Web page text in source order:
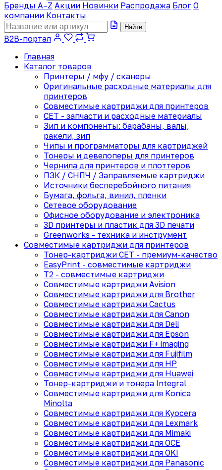
Бренды A–Z Акции Новинки Распродажа Блог О
компании Контакты
Найти
B2B-портал
Главная
Каталог товаров
Принтеры / мфу / сканеры
Оригинальные расходные материалы для
принтеров
Совместимые картриджи для принтеров
CET - запчасти и расходные материалы
Зип и компоненты: барабаны, валы,
ракели, зип
Чипы и программаторы для картриджей
Тонеры и девелоперы для принтеров
Чернила для принтеров и плоттеров
ПЗК / СНПЧ / Заправляемые картриджи
Источники бесперебойного питания
Бумага, фольга, винил, пленки
Сетевое оборудование
Офисное оборудование и электроника
3D принтеры и пластик для 3D печати
Greenworks - техника и инструмент
Совместимые картриджи для принтеров
Тонер-картриджи CET - премиум-качество
EasyPrint - cовместимые картриджи
T2 - совместимые картриджи
Совместимые картриджи Avision
Совместимые картриджи для Brother
Совместимые картриджи Cactus
Совместимые картриджи для Canon
Совместимые картриджи для Deli
Совместимые картриджи для Epson
Совместимые картриджи F+ imaging
Совместимые картриджи для Fujifilm
Совместимые картриджи для HP
Совместимые картриджи для Huawei
Тонер-картриджи и тонера Integral
Совместимые картриджи для Konica
Minolta
Совместимые картриджи для Kyocera
Совместимые картриджи для Lexmark
Совместимые картриджи для Mimaki
Совместимые картриджи для OCE
Совместимые картриджи для OKI
Совместимые картриджи для Panasonic